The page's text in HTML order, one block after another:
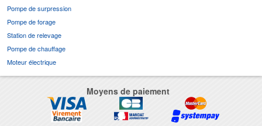
Pompe de surpression
Pompe de forage
Station de relevage
Pompe de chauffage
Moteur électrique
Moyens de paiement